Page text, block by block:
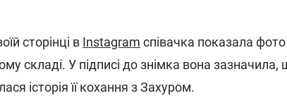
сторінці в Instagram співачка показала
складі. У підписі до знімка вона
історія її кохання з Захуром.